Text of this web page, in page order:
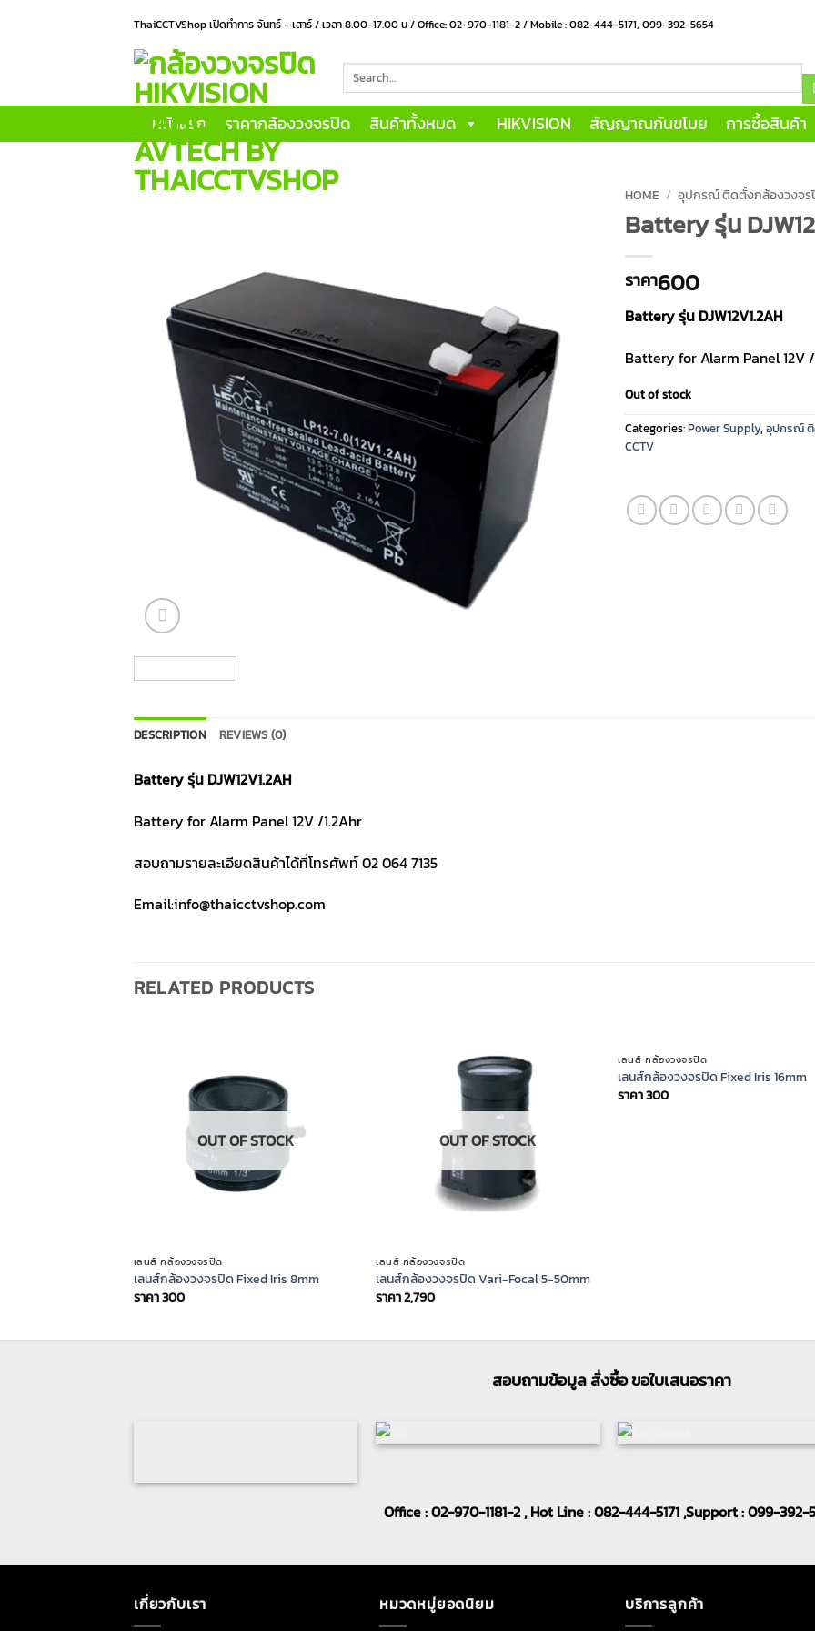
ThaiCCTVShop เปิดทำการ จันทร์ - เสาร์ / เวลา 8.00-17.00 น / Office: 02-970-1181-2 / Mobile : 082-444-5171, 099-392-5654
for:
หน้าแรก ราคากล้องวงจรปิด สินค้าทั้งหมด HIKVISION สัญญาณกันขโมย การซื้อสินค้า
HOME / อุปกรณ์ ติดตั้งกล้องวงจร
Battery รุ่น
ราคา600
Battery รุ่น DJW12V1.2AH
Battery for Alarm Panel 12V
Out of stock
Categories:Power Supply, อุปกรณ์ ติ
CCTV
DESCRIPTION REVIEWS (0)
Battery รุ่น DJW12V1.2AH
Battery for Alarm Panel 12V /1.2Ahr
สอบถามรายละเอียดสินค้าได้ที่โทรศัพท์ 02 064 7135
Email:info@thaicctvshop.com
RELATED PRODUCTS
OUT OF STOCK
เลนส์ กล้องวงจรปิด
เลนส์กล้องวงจรปิด Fixed Iris 8mm
ราคา300
OUT OF STOCK
เลนส์ กล้องวงจรปิด
เลนส์กล้องวงจรปิด Vari-Focal 5-50mm
ราคา2,790
OUT OF STOCK
เลนส์ กล้องวงจรปิด
เลนส์กล้องวงจรปิด Fixed Iris 16mm
ราคา300
สอบถามข้อมูล สั่งซื้อ ขอใบเสนอราคา
Office : 02-970-1181-2 , Hot Line : 082-444-5171 ,Support : 099-392-
เกี่ยวกับเรา หมวดหมู่ยอดนิยม บริการลูกค้า